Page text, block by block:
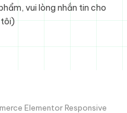
vui lòng nhắn tin cho
Elementor Responsive